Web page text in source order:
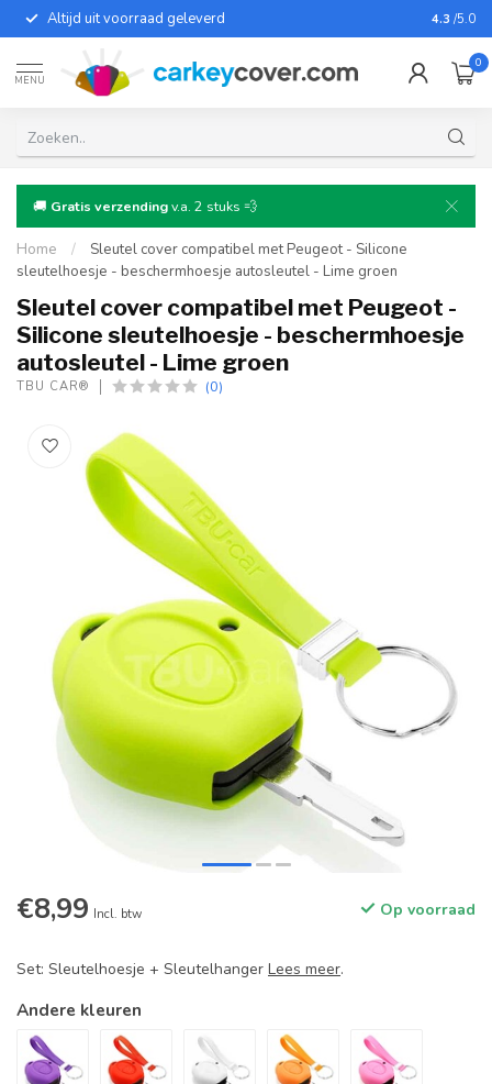
Altijd uit voorraad geleverd Voor
4.3 /5.0
MENU
0
🚚 Gratis verzendingv.a. 2 stuks 💨
Home /
Sleutel cover compatibel met Peugeot - Silicone
sleutelhoesje - beschermhoesje autosleutel - Lime groen
Sleutel cover compatibel met Peugeot -
Silicone sleutelhoesje - beschermhoesje
autosleutel - Lime groen
TBU CAR® (0)
€8,99 Incl. btw Op voorraad
Set: Sleutelhoesje + Sleutelhanger Lees meer.
Andere kleuren